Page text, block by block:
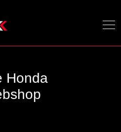
Honda